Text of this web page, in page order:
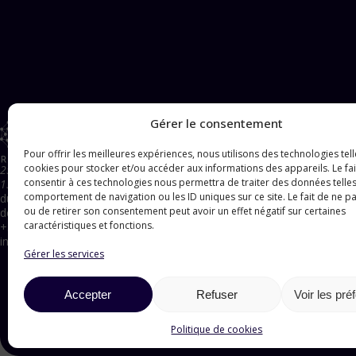
Gérer le consentement
Pour offrir les meilleures expériences, nous utilisons des technologies
cookies pour stocker et/ou accéder aux informations des appareils. Le
consentir à ces technologies nous permettra de traiter des données
comportement de navigation ou les ID uniques sur ce site. Le fait de ne
ou de retirer son consentement peut avoir un effet négatif sur certaines
caractéristiques et fonctions.
Gérer les services
Accepter Refuser Voir les
Politique de cookies
256 chemin de la Bonde
13120 Gardanne - FR
du lundi au vendredi
de 9h à 18h
+33(0)6.59.97.36.70
info@gensurf.fr
COMPOSANTS
Composants CF
Composants ISO-K
Composants KF
Enceintes
Hublots
Jauge